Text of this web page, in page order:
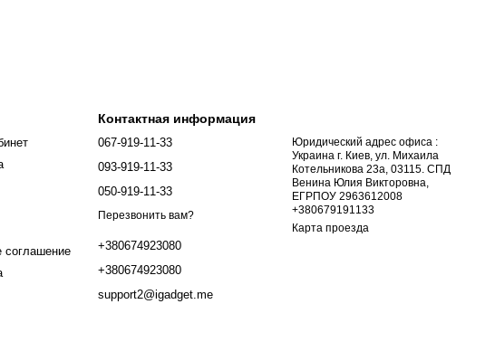
соглашение
Контактная информация
067-919-11-33
093-919-11-33
050-919-11-33
Перезвонить вам?
+380674923080
+380674923080
support2@igadget.me
Юридический адрес офиса :
Украина г. Киев, ул. Михаила
Котельникова 23а, 03115. СПД
Венина Юлия Викторовна,
ЕГРПОУ 2963612008
+380679191133
Карта проезда